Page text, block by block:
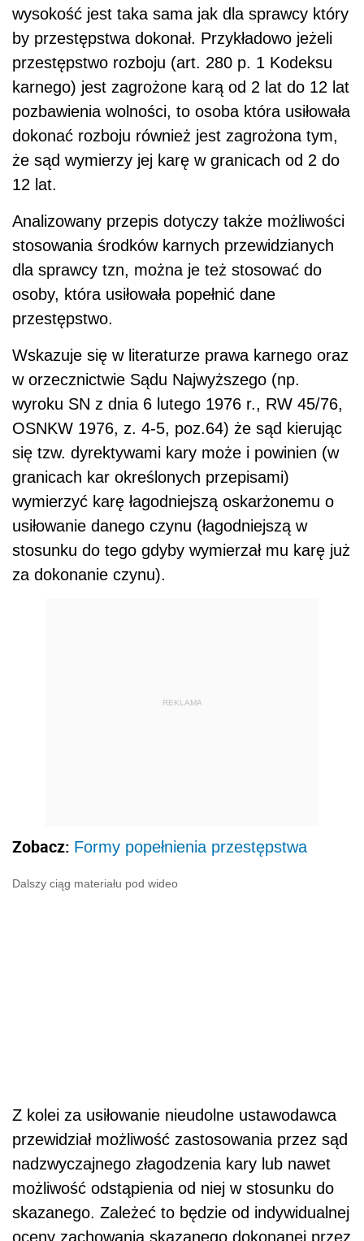
wysokość jest taka sama jak dla sprawcy który
by przestępstwa dokonał. Przykładowo jeżeli
przestępstwo rozboju (art. 280 p. 1 Kodeksu
karnego) jest zagrożone karą od 2 lat do 12 lat
pozbawienia wolności, to osoba która usiłowała
dokonać rozboju również jest zagrożona tym,
że sąd wymierzy jej karę w granicach od 2 do
12 lat.
Analizowany przepis dotyczy także możliwości
stosowania środków karnych przewidzianych
dla sprawcy tzn, można je też stosować do
osoby, która usiłowała popełnić dane
przestępstwo.
Wskazuje się w literaturze prawa karnego oraz
w orzecznictwie Sądu Najwyższego (np.
wyroku SN z dnia 6 lutego 1976 r., RW 45/76,
OSNKW 1976, z. 4-5, poz.64) że sąd kierując
się tzw. dyrektywami kary może i powinien (w
granicach kar określonych przepisami)
wymierzyć karę łagodniejszą oskarżonemu o
usiłowanie danego czynu (łagodniejszą w
stosunku do tego gdyby wymierzał mu karę już
za dokonanie czynu).
REKLAMA
Zobacz: Formy popełnienia przestępstwa
Dalszy ciąg materiału pod wideo
Z kolei za usiłowanie nieudolne ustawodawca
przewidział możliwość zastosowania przez sąd
nadzwyczajnego złagodzenia kary lub nawet
możliwość odstąpienia od niej w stosunku do
skazanego. Zależeć to będzie od indywidualnej
oceny zachowania skazanego dokonanej przez